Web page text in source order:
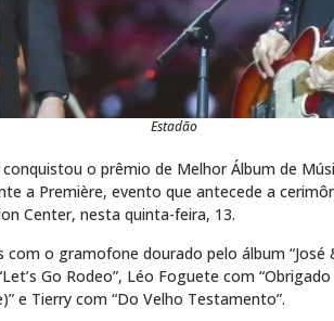
Estadão
o prêmio de Melhor Álbum de
a Première, evento que antecede a
Center, nesta quinta-feira, 13.
o gramofone dourado pelo álbum “José
Go Rodeo”, Léo Foguete com
e Tierry com “Do Velho Testamento”.